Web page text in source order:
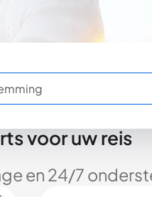
voor uw reis
en 24/7